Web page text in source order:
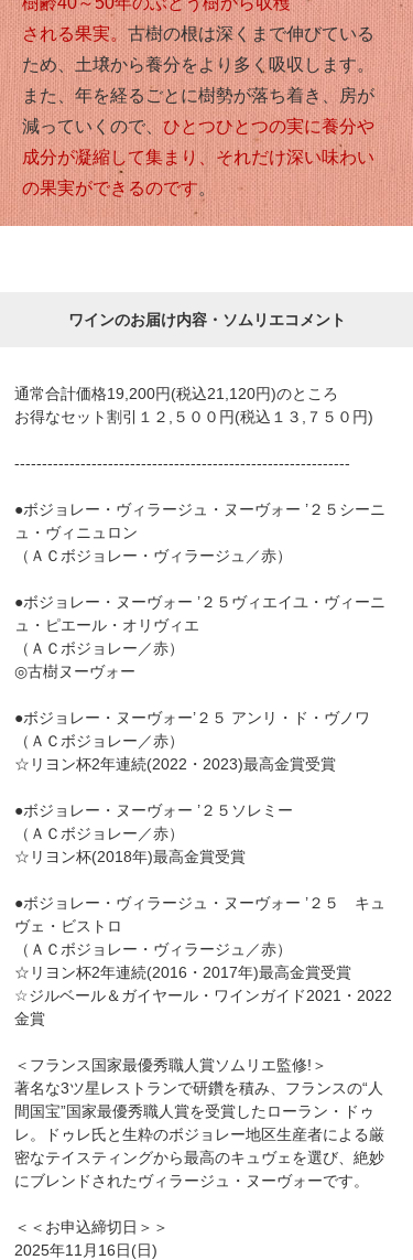
される果実。 古樹の根は深くまで伸びている
ため、土壌から養分をより多く吸収します。
また、年を経るごとに樹勢が落ち着き、房が
減っていくので、 ひとつひとつの実に養分や
成分が凝縮して集まり、それだけ深い味わい
の果実ができるのです。
ワインのお届け内容・ソムリエコメント
通常合計価格19,200円(税込21,120円)のところ
お得なセット割引１２,５００円(税込１３,７５０円)
-------------------------------------------------------------
●ボジョレー・ヴィラージュ・ヌーヴォー ’２５シーニ
ュ・ヴィニュロン
（ＡＣボジョレー・ヴィラージュ／赤）
●ボジョレー・ヌーヴォー ’２５ヴィエイユ・ヴィーニ
ュ・ピエール・オリヴィエ
（ＡＣボジョレー／赤）
◎古樹ヌーヴォー
●ボジョレー・ヌーヴォー’２５ アンリ・ド・ヴノワ
（ＡＣボジョレー／赤）
☆リヨン杯2年連続(2022・2023)最高金賞受賞
●ボジョレー・ヌーヴォー ’２５ソレミー
（ＡＣボジョレー／赤）
☆リヨン杯(2018年)最高金賞受賞
●ボジョレー・ヴィラージュ・ヌーヴォー ’２５ キュ
ヴェ・ビストロ
（ＡＣボジョレー・ヴィラージュ／赤）
☆リヨン杯2年連続(2016・2017年)最高金賞受賞
☆ジルベール＆ガイヤール・ワインガイド2021・2022
金賞
＜フランス国家最優秀職人賞ソムリエ監修!＞
著名な3ツ星レストランで研鑽を積み、フランスの“人
間国宝”国家最優秀職人賞を受賞したローラン・ドゥ
レ。ドゥレ氏と生粋のボジョレー地区生産者による厳
密なテイスティングから最高のキュヴェを選び、絶妙
にブレンドされたヴィラージュ・ヌーヴォーです。
＜＜お申込締切日＞＞
2025年11月16日(日)